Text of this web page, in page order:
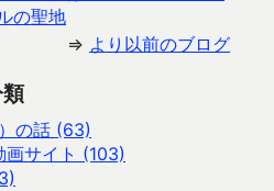
の聖地
⇒ より以前のブログ
の話 (63)
画サイト (103)